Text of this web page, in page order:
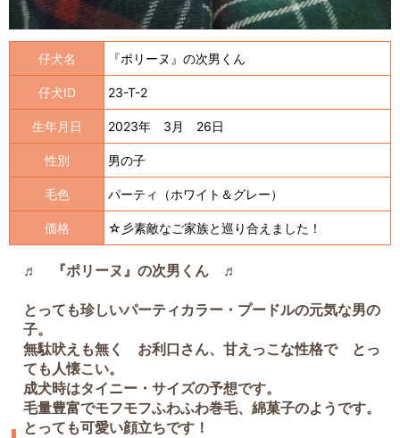
仔犬名 『ポリーヌ』の次男くん
仔犬ID 23-T-2
生年月日 2023年 3月 26日
性別 男の子
毛色 パーティ（ホワイト＆グレー）
価格 ☆彡素敵なご家族と巡り合えました！
♬ 『ポリーヌ』の次男くん ♬
とっても珍しいパーティカラー・プードルの元気な男の
子。
無駄吠えも無く お利口さん、甘えっこな性格で とっ
ても人懐こい。
成犬時はタイニー・サイズの予想です。
毛量豊富でモフモフふわふわ巻毛、綿菓子のようです。
とっても可愛い顔立ちです！